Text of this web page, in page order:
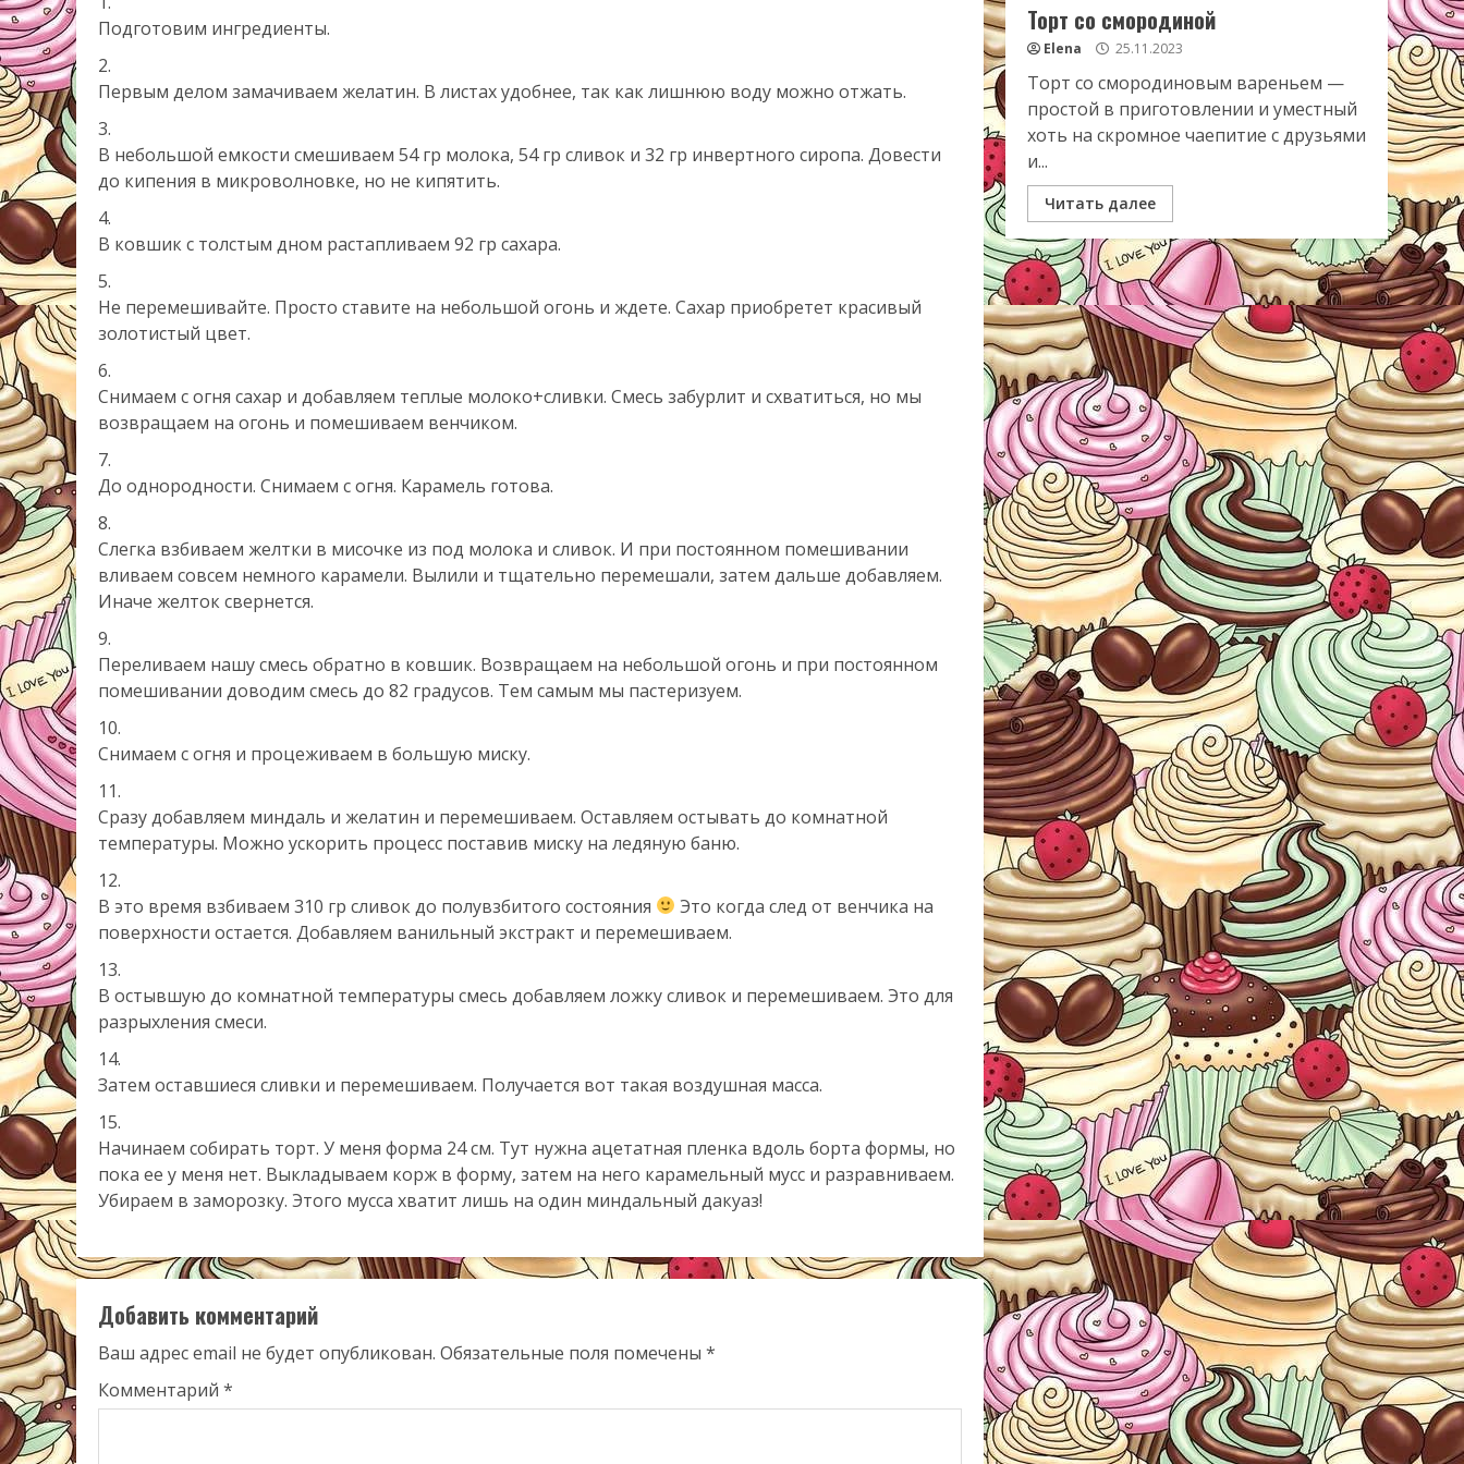
Подготовим ингредиенты.
Первым делом замачиваем желатин. В листах удобнее, так как лишнюю воду можно отжать.
В небольшой емкости смешиваем 54 гр молока, 54 гр сливок и 32 гр инвертного сиропа. Довести
до кипения в микроволновке, но не кипятить.
В ковшик с толстым дном растапливаем 92 гр сахара.
Не перемешивайте. Просто ставите на небольшой огонь и ждете. Сахар приобретет красивый
золотистый цвет.
Снимаем с огня сахар и добавляем теплые молоко+сливки. Смесь забурлит и схватиться, но мы
возвращаем на огонь и помешиваем венчиком.
До однородности. Снимаем с огня. Карамель готова.
Слегка взбиваем желтки в мисочке из под молока и сливок. И при постоянном помешивании
вливаем совсем немного карамели. Вылили и тщательно перемешали, затем дальше добавляем.
Иначе желток свернется.
Переливаем нашу смесь обратно в ковшик. Возвращаем на небольшой огонь и при постоянном
помешивании доводим смесь до 82 градусов. Тем самым мы пастеризуем.
Снимаем с огня и процеживаем в большую миску.
Сразу добавляем миндаль и желатин и перемешиваем. Оставляем остывать до комнатной
температуры. Можно ускорить процесс поставив миску на ледяную баню.
В это время взбиваем 310 гр сливок до полувзбитого состояния
Это когда след от венчика на
поверхности остается. Добавляем ванильный экстракт и перемешиваем.
В остывшую до комнатной температуры смесь добавляем ложку сливок и перемешиваем. Это для
разрыхления смеси.
Затем оставшиеся сливки и перемешиваем. Получается вот такая воздушная масса.
Начинаем собирать торт. У меня форма 24 см. Тут нужна ацетатная пленка вдоль борта формы, но
пока ее у меня нет. Выкладываем корж в форму, затем на него карамельный мусс и разравниваем.
Убираем в заморозку. Этого мусса хватит лишь на один миндальный дакуаз!
Добавить комментарий
Ваш адрес email не будет опубликован. Обязательные поля помечены *
Комментарий *
Торт со смородиной
Elena 25.11.2023
Торт со смородиновым вареньем —
простой в приготовлении и уместный
хоть на скромное чаепитие с друзьями
и...
Читать далее